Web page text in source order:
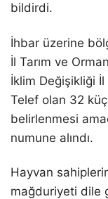
bildirdi.
İhbar üzerine
İl Tarım ve
İklim Değişikliği
Telef olan 32
belirlenmesi
numune alındı.
Hayvan
mağduriyeti dile